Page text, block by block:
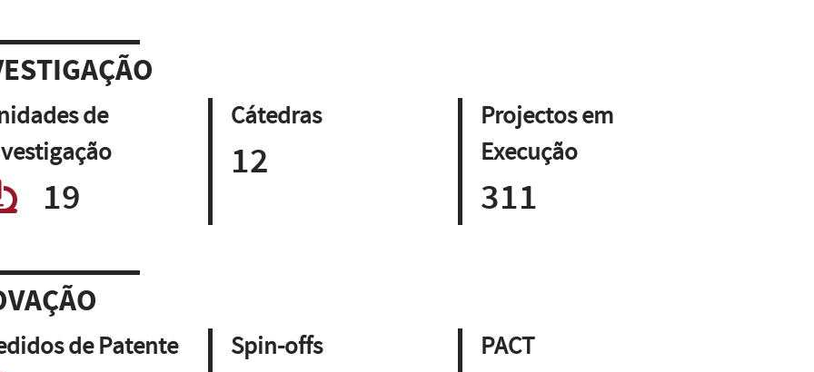
de
19
Cátedras
12
Projectos em
Execução
311
de Patente Spin-offs PACT